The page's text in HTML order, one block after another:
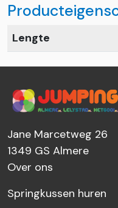
Lengte
Jane Marcetweg 26
1349 GS Almere
Over ons
Springkussen huren